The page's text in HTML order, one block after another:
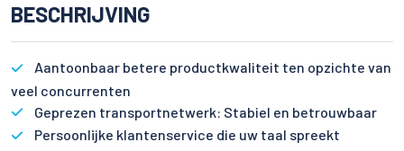
BESCHRIJVING
Aantoonbaar betere productkwaliteit ten opzichte van
veel concurrenten
Geprezen transportnetwerk: Stabiel en betrouwbaar
Persoonlijke klantenservice die uw taal spreekt